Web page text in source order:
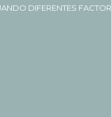
DIFERENTES